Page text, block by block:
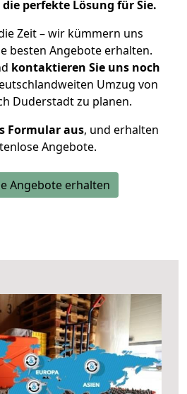
perfekte Lösung für Sie.
Zeit – wir kümmern uns
besten Angebote erhalten.
kontaktieren Sie uns noch
Umzug von
Duderstadt zu planen.
Formular aus, und erhalten
Angebote.
Angebote erhalten